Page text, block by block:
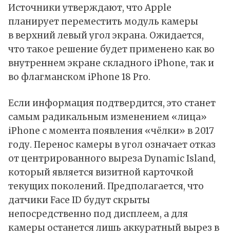
Источники утверждают, что Apple
планирует переместить модуль камеры
в верхний левый угол экрана. Ожидается,
что такое решение будет применено как во
внутреннем экране складного iPhone, так и
во флагманском iPhone 18 Pro.
Если информация подтвердится, это станет
самым радикальным изменением «лица»
iPhone с момента появления «чёлки» в 2017
году. Перенос камеры в угол означает отказ
от центрированного выреза Dynamic Island,
который является визитной карточкой
текущих поколений. Предполагается, что
датчики Face ID будут скрыты
непосредственно под дисплеем, а для
камеры останется лишь аккуратный вырез в